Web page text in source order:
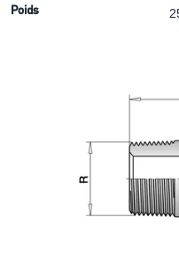
Poids